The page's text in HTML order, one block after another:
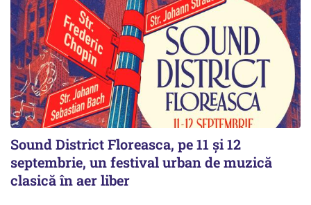
Sound District Floreasca, pe 11 și 12
septembrie, un festival urban de muzică
clasică în aer liber